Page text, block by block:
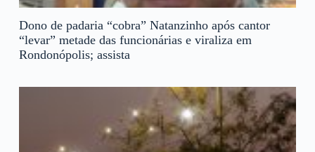
Dono de padaria “cobra” Natanzinho após cantor
“levar” metade das funcionárias e viraliza em
Rondonópolis; assista